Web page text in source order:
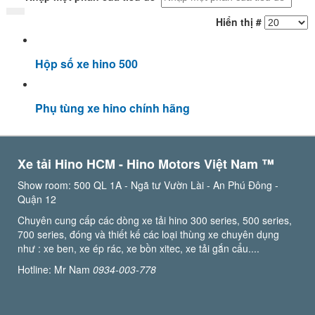
Hiển thị #
Hộp số xe hino 500
Phụ tùng xe hino chính hãng
Xe tải Hino HCM - Hino Motors Việt Nam ™️
Show room: 500 QL 1A - Ngã tư Vườn Lài - An Phú Đông -
Quận 12
Chuyên cung cấp các dòng xe tải hino 300 series, 500 series,
700 series, đóng và thiết kế các loại thùng xe chuyên dụng
như : xe ben, xe ép rác, xe bồn xitec, xe tải gắn cẩu....
Hotline: Mr Nam 0934-003-778